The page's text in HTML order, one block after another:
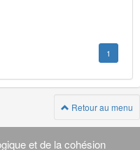
1
Retour au menu
et de la cohésion